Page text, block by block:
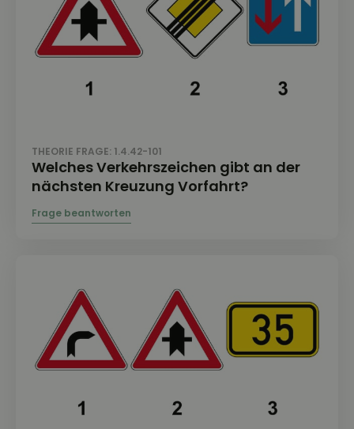
THEORIE FRAGE: 1.4.42-101
Welches Verkehrszeichen gibt an der
nächsten Kreuzung Vorfahrt?